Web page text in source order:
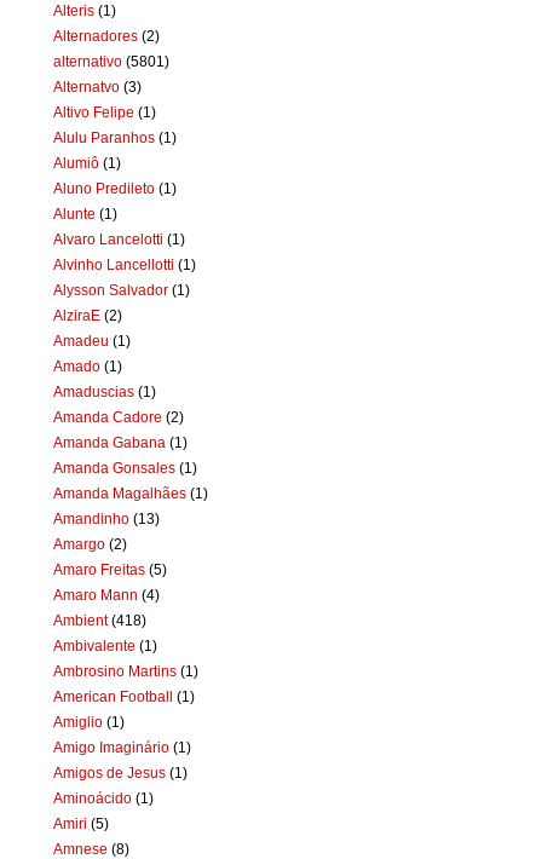
Alteris (1)
Alternadores (2)
alternativo (5801)
Alternatvo (3)
Altivo Felipe (1)
Alulu Paranhos (1)
Alumiô (1)
Aluno Predileto (1)
Alunte (1)
Alvaro Lancelotti (1)
Alvinho Lancellotti (1)
Alysson Salvador (1)
AlziraE (2)
Amadeu (1)
Amado (1)
Amaduscias (1)
Amanda Cadore (2)
Amanda Gabana (1)
Amanda Gonsales (1)
Amanda Magalhães (1)
Amandinho (13)
Amargo (2)
Amaro Freitas (5)
Amaro Mann (4)
Ambient (418)
Ambivalente (1)
Ambrosino Martins (1)
American Football (1)
Amiglio (1)
Amigo Imaginário (1)
Amigos de Jesus (1)
Aminoácido (1)
Amiri (5)
Amnese (8)